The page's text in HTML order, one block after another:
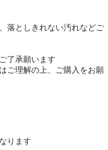
落としきれない汚れなどご
了承願います
ご理解の上、ご購入をお願
ります